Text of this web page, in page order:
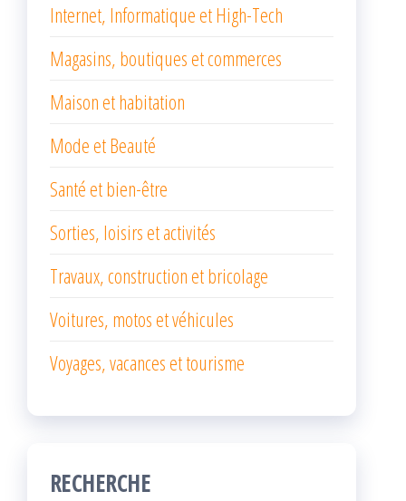
Internet, Informatique et High-Tech
Magasins, boutiques et commerces
Maison et habitation
Mode et Beauté
Santé et bien-être
Sorties, loisirs et activités
Travaux, construction et bricolage
Voitures, motos et véhicules
Voyages, vacances et tourisme
RECHERCHE